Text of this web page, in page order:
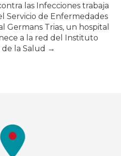
las Infecciones trabaja
Servicio de Enfermedades
Germans Trias, un hospital
a la red del Instituto
de la Salud →